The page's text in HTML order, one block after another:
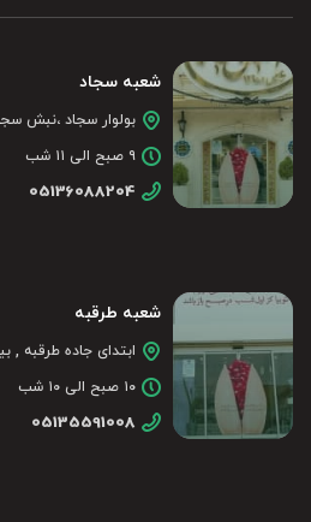
شعبه سجاد
بولوار سجاد ،نبش سجاد 21 (خیابان
۹ صبح الی ۱۱ شب
05136088204
شعبه طرقبه
ابتدای جاده طرقبه , بین
۱۰ صبح الی ۱۰ شب
05135591008